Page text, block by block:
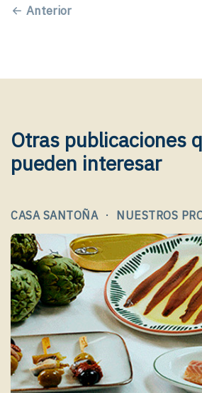
Anterior
Otras publicaciones
pueden interesar
CASA SANTOÑA · NUESTROS